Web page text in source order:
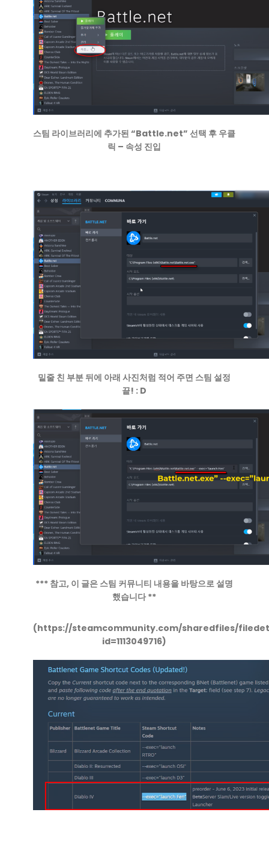
스팀 라이브러리에 추가된 “Battle.net” 선택 후 우클
릭 – 속성 진입
밑줄 친 부분 뒤에 아래 사진처럼 적어 주면 스팀 설정
끝! : D
*** 참고, 이 글은 스팀 커뮤니티 내용을 바탕으로 설명
했습니다 **
(https://steamcommunity.com/sharedfiles/
id=1113049716)